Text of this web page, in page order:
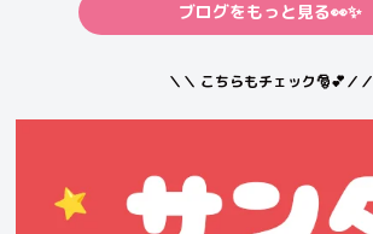
ブログをもっと見る👀✨
＼＼ こちらもチェック🎅💕／／